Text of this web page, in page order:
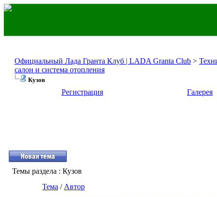
Официальный Лада Гранта Клуб | LADA Granta Club >
салон и система отопления
Кузов
Регистрация Галерея
Темы раздела : Кузов
Тема / Автор